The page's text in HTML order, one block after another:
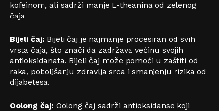
kofeinom, ali sadrži manje L-theanina od zelenog
čaja.
Bijeli čaj: Bijeli čaj je najmanje procesiran od svih
vrsta čaja, što znači da zadržava većinu svojih
antioksidanata. Bijeli čaj može pomoći u zaštiti od
raka, poboljšanju zdravlja srca i smanjenju rizika od
dijabetesa.
Oolong čaj: Oolong čaj sadrži antioksidanse koji